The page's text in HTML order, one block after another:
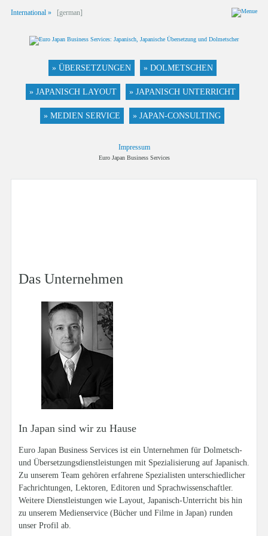
International » [german]
» ÜBERSETZUNGEN » DOLMETSCHEN
» JAPANISCH LAYOUT » JAPANISCH UNTERRICHT
» MEDIEN SERVICE » JAPAN-CONSULTING
Impressum
Euro Japan Business Services
Das Unternehmen
In Japan sind wir zu Hause
Euro Japan Business Services ist ein Unternehmen für Dolmetsch-
und Übersetzungsdienstleistungen mit Spezialisierung auf Japanisch.
Zu unserem Team gehören erfahrene Spezialisten unterschiedlicher
Fachrichtungen, Lektoren, Editoren und Sprachwissenschaftler.
Weitere Dienstleistungen wie Layout, Japanisch-Unterricht bis hin
zu unserem Medienservice (Bücher und Filme in Japan) runden
unser Profil ab.